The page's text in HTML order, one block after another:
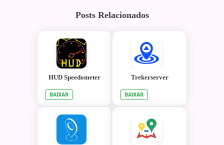
Posts Relacionados
HUD Speedometer
BAIXAR
Trekerserver
BAIXAR